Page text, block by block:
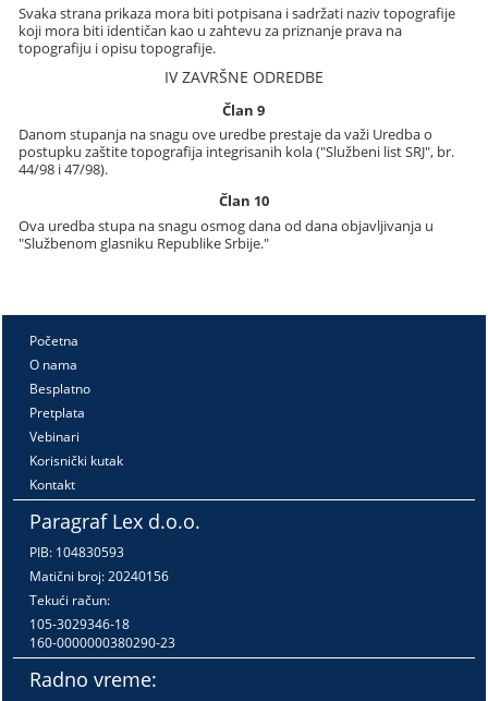
Svaka strana prikaza mora biti potpisana i sadržati naziv topografije
koji mora biti identičan kao u zahtevu za priznanje prava na
topografiju i opisu topografije.
IV ZAVRŠNE ODREDBE
Član 9
Danom stupanja na snagu ove uredbe prestaje da važi Uredba o
postupku zaštite topografija integrisanih kola ("Službeni list SRJ", br.
44/98 i 47/98).
Član 10
Ova uredba stupa na snagu osmog dana od dana objavljivanja u
"Službenom glasniku Republike Srbije."
Početna
O nama
Besplatno
Pretplata
Vebinari
Korisnički kutak
Kontakt
Paragraf Lex d.o.o.
PIB: 104830593
Matični broj: 20240156
Tekući račun:
105-3029346-18
160-0000000380290-23
Radno vreme: